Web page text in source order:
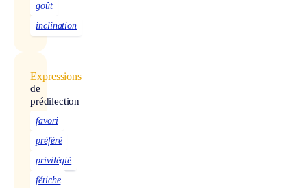
goût
inclination
Expressions
de
prédilection
favori
préféré
privilégié
fétiche